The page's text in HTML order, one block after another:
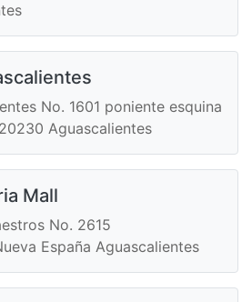
No. 1601 poniente esquina
Aguascalientes
Mall
No. 2615
España Aguascalientes